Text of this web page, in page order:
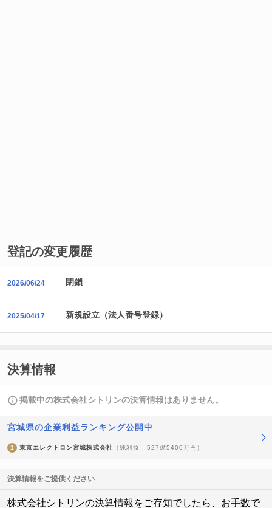
登記の変更履歴
2026/06/24 閉鎖
2025/04/17 新規設立（法人番号登録）
決算情報
掲載中の株式会社シトリンの決算情報はありません。
宮城県の企業利益ランキング公開中
1 東京エレクトロン宮城株式会社 （純利益 : 527億5400万円）
決算情報をご提供ください
株式会社シトリンの決算情報をご存知でしたら、お手数で